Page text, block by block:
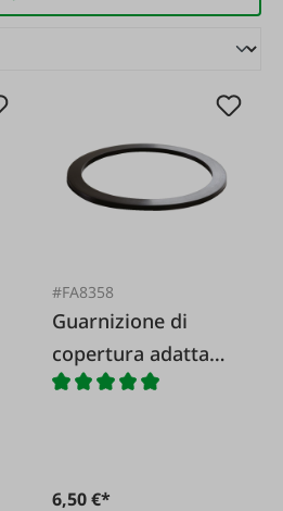
#FA8358
Guarnizione di
copertura adatta
per Westfalia
6,50 €*